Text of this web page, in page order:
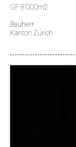
GF 8’000m2
Bauherr
Kanton Zürich